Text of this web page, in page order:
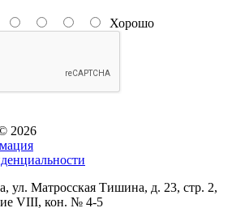
Хорошо
ул. Матросская Тишина, д. 23, стр. 2,
VIII, кон. № 4-5